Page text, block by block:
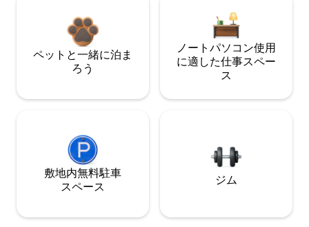
ペットと一緒に泊ま
ろう
ノートパソコン使用
に適した仕事スペー
ス
敷地内無料駐⁠車
ス⁠ペ⁠ー⁠ス
ジム